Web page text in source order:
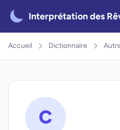
Interprétation des
Accueil Dictionnaire
C